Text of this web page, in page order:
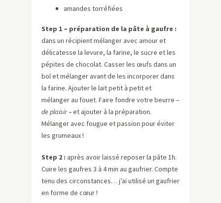
amandes torréfiées
Step 1 – préparation de la pâte à gaufre :
dans un récipient mélanger avec amour et
délicatesse la levure, la farine, le sucre et les
pépites de chocolat. Casser les œufs dans un
bol et mélanger avant de les incorporer dans
la farine. Ajouter le lait petit à petit et
mélanger au fouet. Faire fondre votre beurre –
de plaisir –et ajouter à la préparation.
Mélanger avec fougue et passion pour éviter
les grumeaux !
Step 2 : après avoir laissé reposer la pâte 1h.
Cuire les gaufres 3 à 4 min au gaufrier. Compte
tenu des circonstances… j’ai utilisé un gaufrier
en forme de cœur !